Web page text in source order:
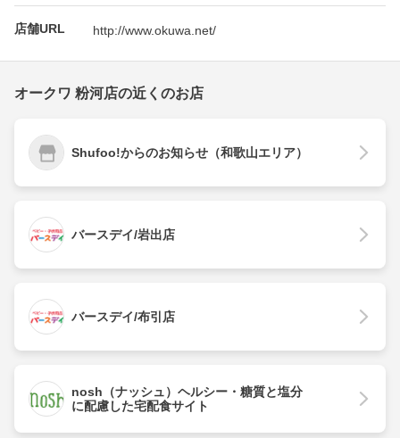
店舗URL http://www.okuwa.net/
オークワ 粉河店の近くのお店
Shufoo!からのお知らせ（和歌山エリア）
バースデイ/岩出店
バースデイ/布引店
nosh（ナッシュ）ヘルシー・糖質と塩分
に配慮した宅配食サイト